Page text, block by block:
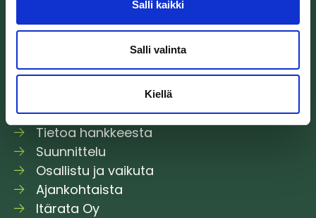
Salli kaikki
Salli valinta
Kiellä
toimisto@itarata.fi
Tietoa hankkeesta
Suunnittelu
Osallistu ja vaikuta
Ajankohtaista
Itärata Oy